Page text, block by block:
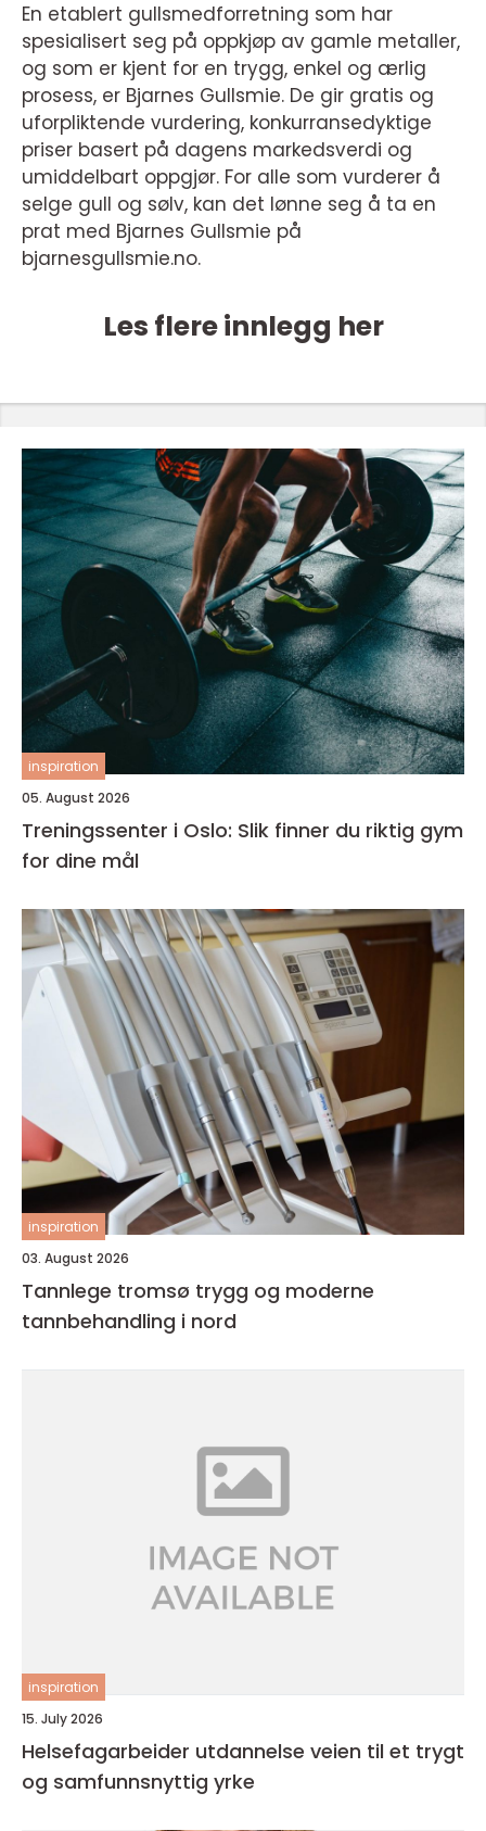
En etablert gullsmedforretning som har
spesialisert seg på oppkjøp av gamle metaller,
og som er kjent for en trygg, enkel og ærlig
prosess, er Bjarnes Gullsmie. De gir gratis og
uforpliktende vurdering, konkurransedyktige
priser basert på dagens markedsverdi og
umiddelbart oppgjør. For alle som vurderer å
selge gull og sølv, kan det lønne seg å ta en
prat med Bjarnes Gullsmie på
bjarnesgullsmie.no.
Les flere innlegg her
inspiration
05. August 2026
Treningssenter i Oslo: Slik finner du riktig gym
for dine mål
inspiration
03. August 2026
Tannlege tromsø trygg og moderne
tannbehandling i nord
inspiration
15. July 2026
Helsefagarbeider utdannelse veien til et trygt
og samfunnsnyttig yrke